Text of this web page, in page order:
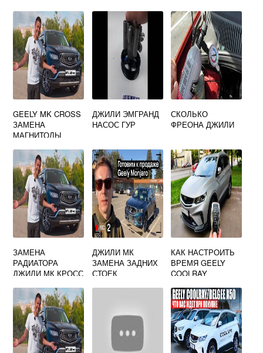
GEELY MK CROSS
ЗАМЕНА
МАГНИТОЛЫ
ДЖИЛИ ЭМГРАНД
НАСОС ГУР
СКОЛЬКО
ФРЕОНА ДЖИЛИ
ЗАМЕНА
РАДИАТОРА
ДЖИЛИ МК КРОСС
ДЖИЛИ МК
ЗАМЕНА ЗАДНИХ
СТОЕК
КАК НАСТРОИТЬ
ВРЕМЯ GEELY
COOLRAY